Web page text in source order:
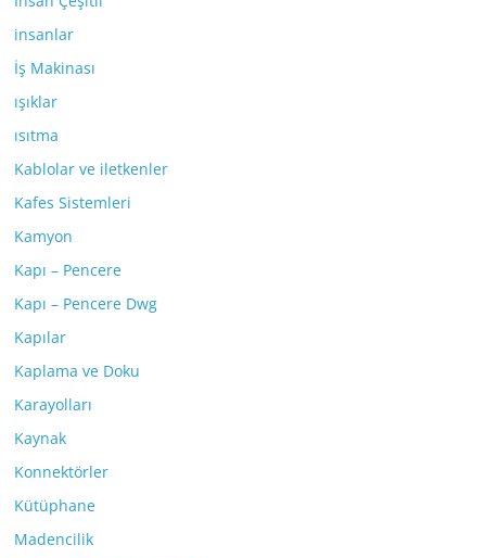
insanlar
İş Makinası
ışıklar
ısıtma
Kablolar ve iletkenler
Kafes Sistemleri
Kamyon
Kapı – Pencere
Kapı – Pencere Dwg
Kapılar
Kaplama ve Doku
Karayolları
Kaynak
Konnektörler
Kütüphane
Madencilik